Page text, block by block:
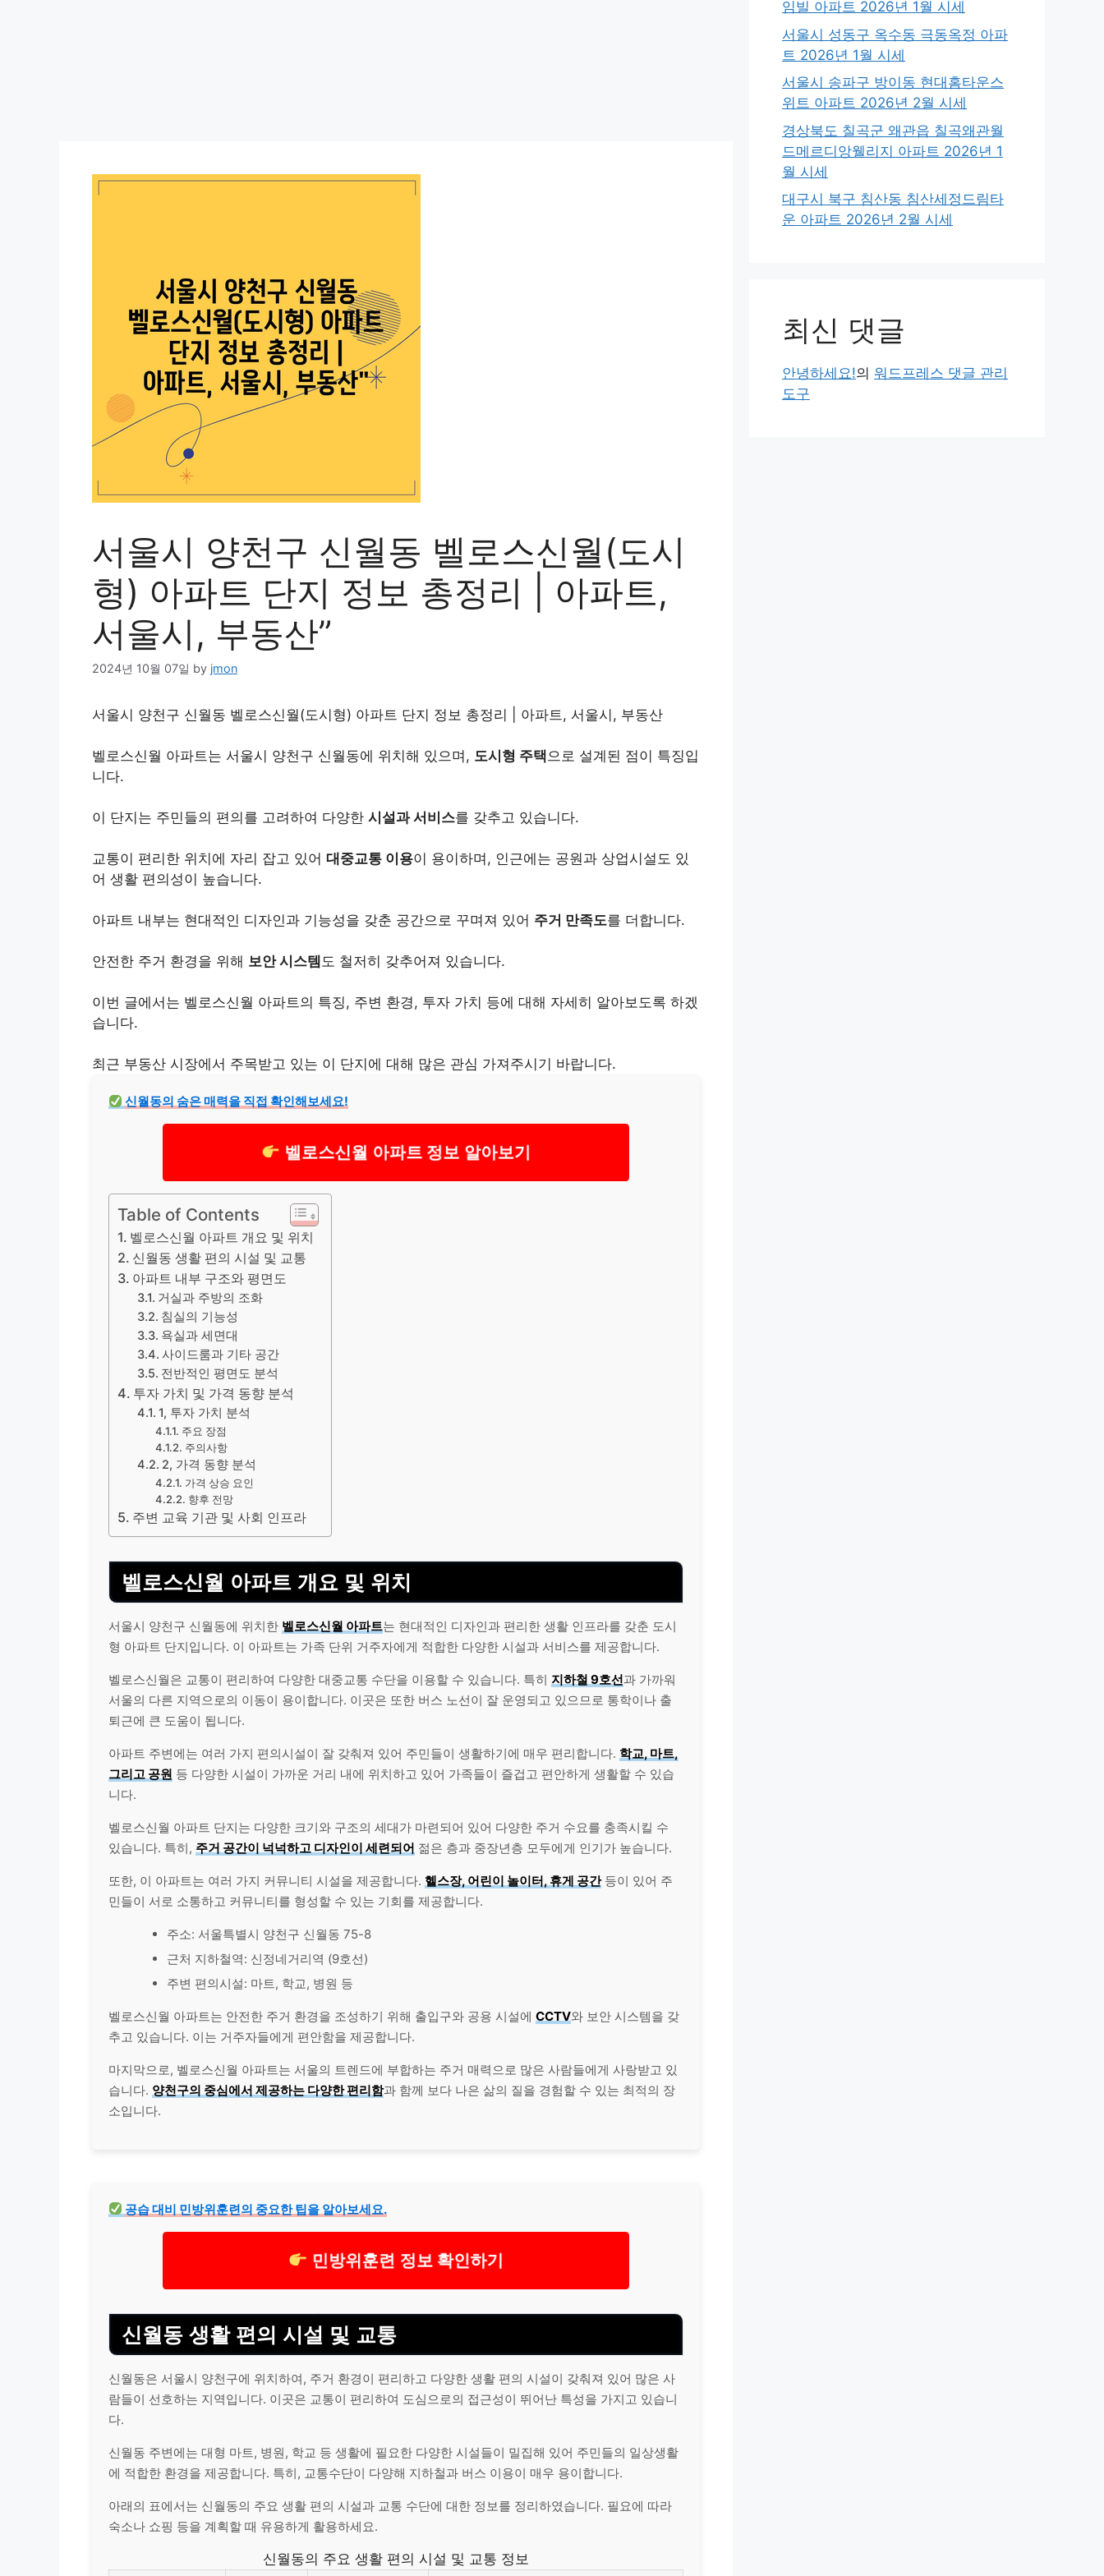
서울시 양천구 신월동 벨로스신월(도시
형) 아파트 단지 정보 총정리 | 아파트,
서울시, 부동산”
2024년 10월 07일 by jmon
서울시 양천구 신월동 벨로스신월(도시형) 아파트 단지 정보 총정리 | 아파트, 서울시, 부동산
벨로스신월 아파트는 서울시 양천구 신월동에 위치해 있으며, 도시형 주택으로 설계된 점이 특징입
니다.
이 단지는 주민들의 편의를 고려하여 다양한 시설과 서비스를 갖추고 있습니다.
교통이 편리한 위치에 자리 잡고 있어 대중교통 이용이 용이하며, 인근에는 공원과 상업시설도 있
어 생활 편의성이 높습니다.
아파트 내부는 현대적인 디자인과 기능성을 갖춘 공간으로 꾸며져 있어 주거 만족도를 더합니다.
안전한 주거 환경을 위해 보안 시스템 도 철저히 갖추어져 있습니다.
이번 글에서는 벨로스신월 아파트의 특징, 주변 환경, 투자 가치 등에 대해 자세히 알아보도록 하겠
습니다.
최근 부동산 시장에서 주목받고 있는 이 단지에 대해 많은 관심 가져주시기 바랍니다.
신월동의 숨은 매력을 직접 확인해보세요!
벨로스신월 아파트 정보 알아보기
Table of Contents
벨로스신월 아파트 개요 및 위치
신월동 생활 편의 시설 및 교통
아파트 내부 구조와 평면도
거실과 주방의 조화
침실의 기능성
욕실과 세면대
사이드룸과 기타 공간
전반적인 평면도 분석
투자 가치 및 가격 동향 분석
1, 투자 가치 분석
주요 장점
주의사항
2, 가격 동향 분석
가격 상승 요인
향후 전망
주변 교육 기관 및 사회 인프라
벨로스신월 아파트 개요 및 위치
서울시 양천구 신월동에 위치한 벨로스신월 아파트는 현대적인 디자인과 편리한 생활 인프라를 갖춘 도시
형 아파트 단지입니다. 이 아파트는 가족 단위 거주자에게 적합한 다양한 시설과 서비스를 제공합니다.
벨로스신월은 교통이 편리하여 다양한 대중교통 수단을 이용할 수 있습니다. 특히 지하철 9호선과 가까워
서울의 다른 지역으로의 이동이 용이합니다. 이곳은 또한 버스 노선이 잘 운영되고 있으므로 통학이나 출
퇴근에 큰 도움이 됩니다.
아파트 주변에는 여러 가지 편의시설이 잘 갖춰져 있어 주민들이 생활하기에 매우 편리합니다. 학교, 마트,
그리고 공원 등 다양한 시설이 가까운 거리 내에 위치하고 있어 가족들이 즐겁고 편안하게 생활할 수 있습
니다.
벨로스신월 아파트 단지는 다양한 크기와 구조의 세대가 마련되어 있어 다양한 주거 수요를 충족시킬 수
있습니다. 특히, 주거 공간이 넉넉하고 디자인이 세련되어 젊은 층과 중장년층 모두에게 인기가 높습니다.
또한, 이 아파트는 여러 가지 커뮤니티 시설을 제공합니다. 헬스장, 어린이 놀이터, 휴게 공간등이 있어 주
민들이 서로 소통하고 커뮤니티를 형성할 수 있는 기회를 제공합니다.
주소: 서울특별시 양천구 신월동 75-8
근처 지하철역: 신정네거리역 (9호선)
주변 편의시설: 마트, 학교, 병원 등
벨로스신월 아파트는 안전한 주거 환경을 조성하기 위해 출입구와 공용 시설에 CCTV와 보안 시스템을 갖
추고 있습니다. 이는 거주자들에게 편안함을 제공합니다.
마지막으로, 벨로스신월 아파트는 서울의 트렌드에 부합하는 주거 매력으로 많은 사람들에게 사랑받고 있
습니다. 양천구의 중심에서 제공하는 다양한 편리함과 함께 보다 나은 삶의 질을 경험할 수 있는 최적의 장
소입니다.
공습 대비 민방위훈련의 중요한 팁을 알아보세요.
민방위훈련 정보 확인하기
신월동 생활 편의 시설 및 교통
신월동은 서울시 양천구에 위치하여, 주거 환경이 편리하고 다양한 생활 편의 시설이 갖춰져 있어 많은 사
람들이 선호하는 지역입니다. 이곳은 교통이 편리하여 도심으로의 접근성이 뛰어난 특성을 가지고 있습니
다.
신월동 주변에는 대형 마트, 병원, 학교 등 생활에 필요한 다양한 시설들이 밀집해 있어 주민들의 일상생활
에 적합한 환경을 제공합니다. 특히, 교통수단이 다양해 지하철과 버스 이용이 매우 용이합니다.
아래의 표에서는 신월동의 주요 생활 편의 시설과 교통 수단에 대한 정보를 정리하였습니다. 필요에 따라
숙소나 쇼핑 등을 계획할 때 유용하게 활용하세요.
신월동의 주요 생활 편의 시설 및 교통 정보
임빌 아파트 2026년 1월 시세
서울시 성동구 옥수동 극동옥정 아파
트 2026년 1월 시세
서울시 송파구 방이동 현대홈타운스
위트 아파트 2026년 2월 시세
경상북도 칠곡군 왜관읍 칠곡왜관월
드메르디앙웰리지 아파트 2026년 1
월 시세
대구시 북구 침산동 침산세정드림타
운 아파트 2026년 2월 시세
최신 댓글
안녕하세요!의 워드프레스 댓글 관리
도구